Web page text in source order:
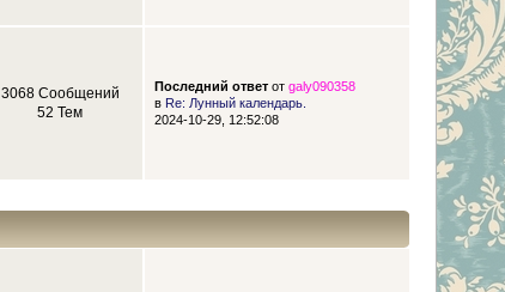
3068 Сообщений
52 Тем
Последний ответот galy090358
в Re: Лунный календарь.
2024-10-29, 12:52:08